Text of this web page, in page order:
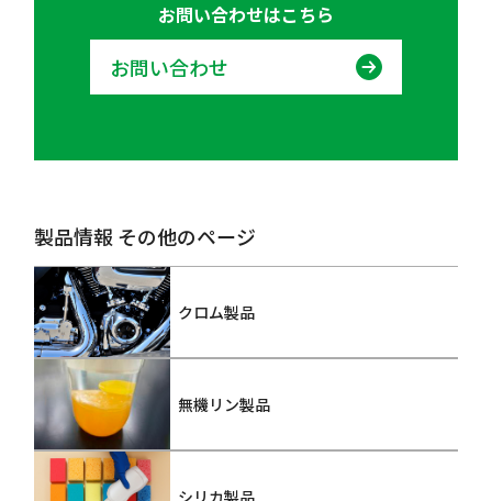
お問い合わせはこちら
お問い合わせ
製品情報 その他のページ
クロム製品
無機リン製品